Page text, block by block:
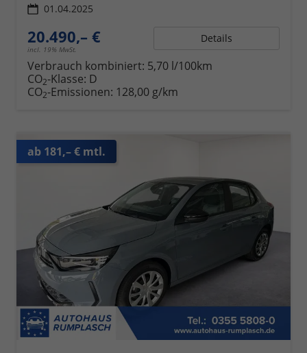
01.04.2025
20.490,– €
incl. 19% MwSt.
Details
Verbrauch kombiniert: 5,70 l/100km
CO2-Klasse: D
CO2-Emissionen: 128,00 g/km
ab 181,– € mtl.